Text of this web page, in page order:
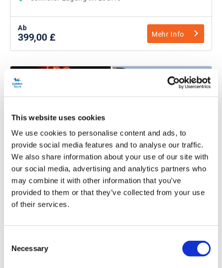
This website uses cookies
We use cookies to personalise content and ads, to
provide social media features and to analyse our traffic.
We also share information about your use of our site with
our social media, advertising and analytics partners who
may combine it with other information that you’ve
provided to them or that they’ve collected from your use
of their services.
Selection
Necessary
Ab
399,00 £ Mehr Info
Die Beatles und Liverpool – Magical
Mystery Tour, Beatles Story Museum
und Cavern Club
Die Beatles Magical Mystery Tour